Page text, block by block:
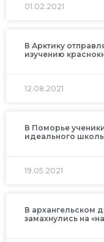
01.02.2021
В Арктику
изучению
12.08.2021
В Поморье
идеального
19.05.2021
В архангельском
замахнулись на